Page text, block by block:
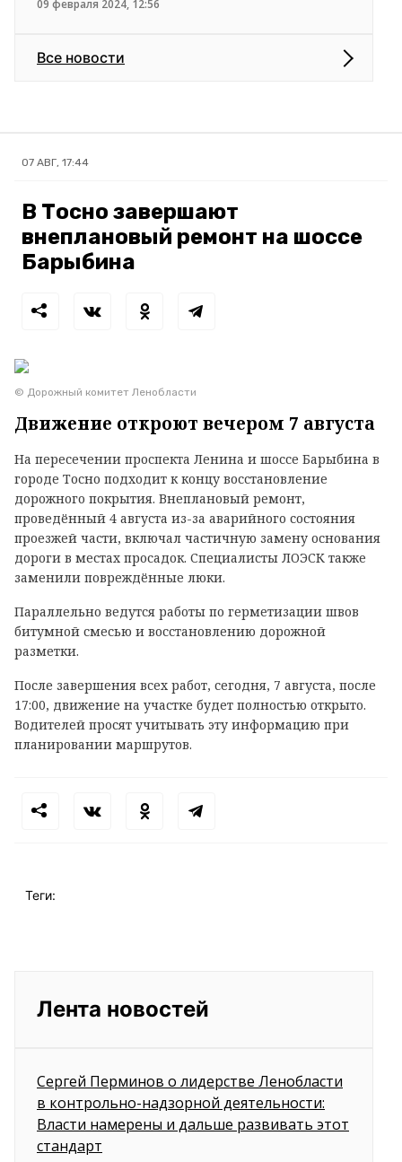
09 февраля 2024, 12:56
Все новости
07 АВГ, 17:44
В Тосно завершают
внеплановый ремонт на шоссе
Барыбина
© Дорожный комитет Ленобласти
Движение откроют вечером 7 августа
На пересечении проспекта Ленина и шоссе Барыбина в
городе Тосно подходит к концу восстановление
дорожного покрытия. Внеплановый ремонт,
проведённый 4 августа из-за аварийного состояния
проезжей части, включал частичную замену основания
дороги в местах просадок. Специалисты ЛОЭСК также
заменили повреждённые люки.
Параллельно ведутся работы по герметизации швов
битумной смесью и восстановлению дорожной
разметки.
После завершения всех работ, сегодня, 7 августа, после
17:00, движение на участке будет полностью открыто.
Водителей просят учитывать эту информацию при
планировании маршрутов.
Теги:
Лента новостей
Сергей Перминов о лидерстве Ленобласти
в контрольно-надзорной деятельности:
Власти намерены и дальше развивать этот
стандарт